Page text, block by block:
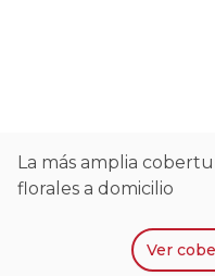
La más amplia
florales a domicilio
Ver